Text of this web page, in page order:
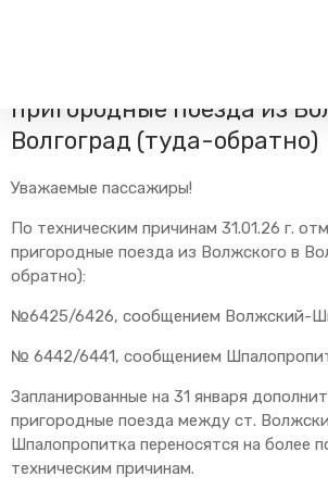
Пассажирам
касс
Тарифы и льготы
Способы оплаты проезда
Абонементные билеты
Схема обращения
пригородных поездов
Мобильное приложение
Правила проезда
Для маломобильных
пассажиров
Единый номер вызова экстренных
112
пригородные поезда из
Волгоград (туда-обратно)
Уважаемые пассажиры!
По техническим причинам 31.01.26 г.
пригородные поезда из Волжского в
обратно):
№6425/6426, сообщением Волжский-
№ 6442/6441, сообщением
Запланированные на 31 января
пригородные поезда между ст.
Шпалопропитка переносятся на более
техническим причинам.